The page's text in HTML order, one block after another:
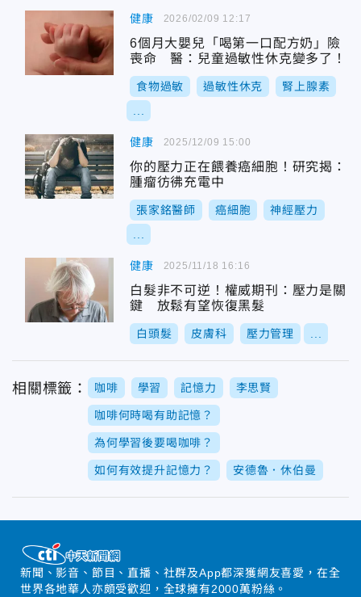
健康
6個月大嬰兒「喝第一口配方奶」險
喪命 醫：兒童過敏性休克變多了！
食物過敏 過敏性休克 腎上腺素
2026/02/09 12:17
健康
你的壓力正在餵養癌細胞！研究揭：
腫瘤彷彿充電中
張家銘醫師 癌細胞 神經壓力
2025/12/09 15:00
健康
白髮非不可逆！權威期刊：壓力是關
鍵 放鬆有望恢復黑髮
白頭髮 皮膚科 壓力管理
2025/11/18 16:16
相關標籤： 咖啡 學習 記憶力 李思賢
咖啡何時喝有助記憶？
為何學習後要喝咖啡？
如何有效提升記憶力？ 安德魯．休伯曼
新聞、影音、節目、直播、社群及App都深獲網友喜愛，在全
世界各地華人亦頗受歡迎，全球擁有2000萬粉絲。